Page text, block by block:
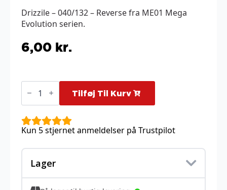
Drizzile – 040/132 – Reverse fra ME01 Mega
Evolution serien.
6,00 kr.
Drizzile
-
Reverse
antal
Tilføj Til Kurv
Kun 5 stjernet anmeldelser på Trustpilot
Lager